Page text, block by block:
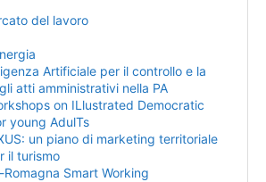
del lavoro
Artificiale per il controllo e la
atti amministrativi nella PA
on ILlustrated Democratic
young AdulTs
un piano di marketing territoriale
il turismo
Romagna Smart Working